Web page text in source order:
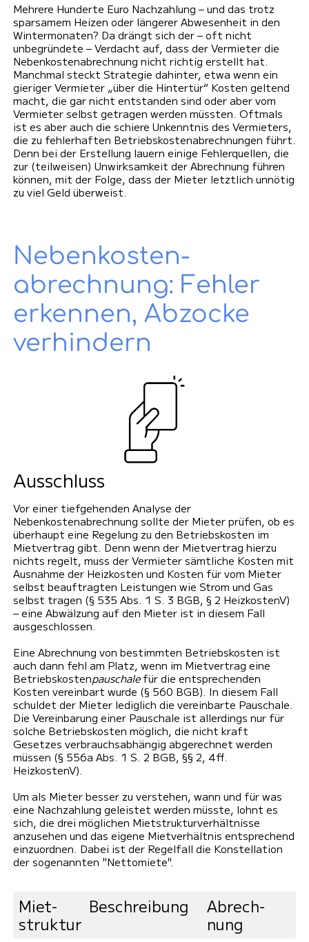
Mehrere Hunderte Euro Nachzahlung – und das trotz
sparsamem Heizen oder längerer Abwesenheit in den
Wintermonaten? Da drängt sich der – oft nicht
unbegründete – Verdacht auf, dass der Vermieter die
Nebenkostenabrechnung nicht richtig erstellt hat.
Manchmal steckt Strategie dahinter, etwa wenn ein
gieriger Vermieter „über die Hintertür“ Kosten geltend
macht, die gar nicht entstanden sind oder aber vom
Vermieter selbst getragen werden müssten. Oftmals
ist es aber auch die schiere Unkenntnis des Vermieters,
die zu fehlerhaften Betriebskostenabrechnungen führt.
Denn bei der Erstellung lauern einige Fehlerquellen, die
zur (teilweisen) Unwirksamkeit der Abrechnung führen
können, mit der Folge, dass der Mieter letztlich unnötig
zu viel Geld überweist.
Neben­kosten­
abrechnung: Fehler
erkennen, Abzocke
verhindern
Ausschluss
Vor einer tiefgehenden Analyse der
Nebenkostenabrechnung sollte der Mieter prüfen, ob es
überhaupt eine Regelung zu den Betriebskosten im
Mietvertrag gibt. Denn wenn der Mietvertrag hierzu
nichts regelt, muss der Vermieter sämtliche Kosten mit
Ausnahme der Heizkosten und Kosten für vom Mieter
selbst beauftragten Leistungen wie Strom und Gas
selbst tragen (§ 535 Abs. 1 S. 3 BGB, § 2 HeizkostenV)
– eine Abwälzung auf den Mieter ist in diesem Fall
ausgeschlossen.
Eine Abrechnung von bestimmten Betriebskosten ist
auch dann fehl am Platz, wenn im Mietvertrag eine
Betriebskostenpauschalefür die entsprechenden
Kosten vereinbart wurde (§ 560 BGB). In diesem Fall
schuldet der Mieter lediglich die vereinbarte Pauschale.
Die Vereinbarung einer Pauschale ist allerdings nur für
solche Betriebskosten möglich, die nicht kraft
Gesetzes verbrauchsabhängig abgerechnet werden
müssen (§ 556a Abs. 1 S. 2 BGB, §§ 2, 4ff.
HeizkostenV).
Um als Mieter besser zu verstehen, wann und für was
eine Nachzahlung geleistet werden müsste, lohnt es
sich, die drei möglichen Mietstrukturverhältnisse
anzusehen und das eigene Mietverhältnis entsprechend
einzuordnen. Dabei ist der Regelfall die Konstellation
der sogenannten "Nettomiete".
Miet­
struktur
Beschrei­bung
Abrech­
nung